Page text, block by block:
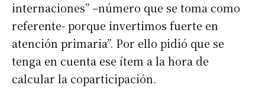
internaciones” –número que se toma como
referente- porque invertimos fuerte en
atención primaria”. Por ello pidió que se
tenga en cuenta ese ítem a la hora de
calcular la coparticipación.